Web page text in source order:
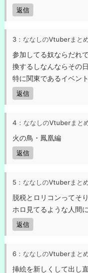
返信
3：ななしのVtuberまと
参加してる奴ならだれ
換するしなんならその
特に関東であるイベン
返信
4：ななしのVtuberまと
火の鳥・鳳凰編
返信
5：ななしのVtuberまと
脱税とロリコンってそ
ホロ見てるような人間
返信
6：ななしのVtuberまと
挿絵を新しくして出し